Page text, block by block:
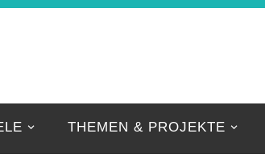
THEMEN & PROJEKTE